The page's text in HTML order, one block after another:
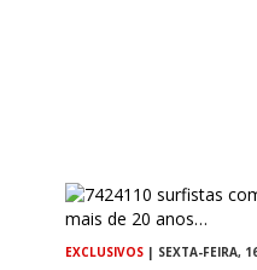
EXCLUSIVOS | SEXTA-FEIRA,